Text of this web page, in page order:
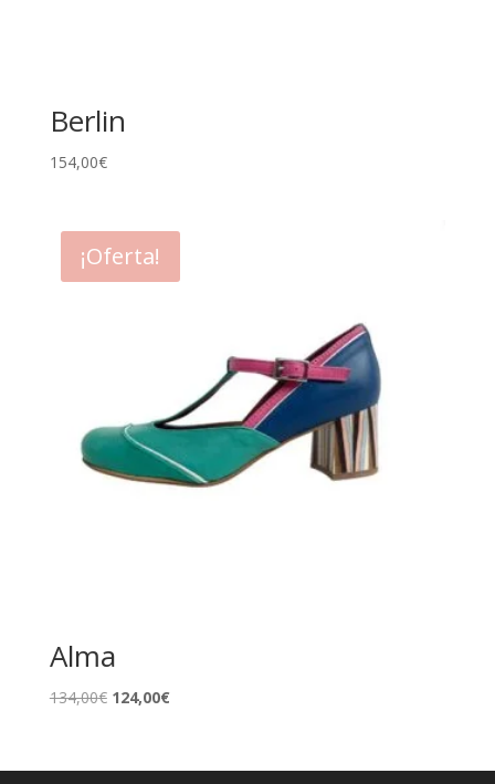
Berlin
154,00€
¡Oferta!
Alma
134,00€ El
era:
124,00€El
es: